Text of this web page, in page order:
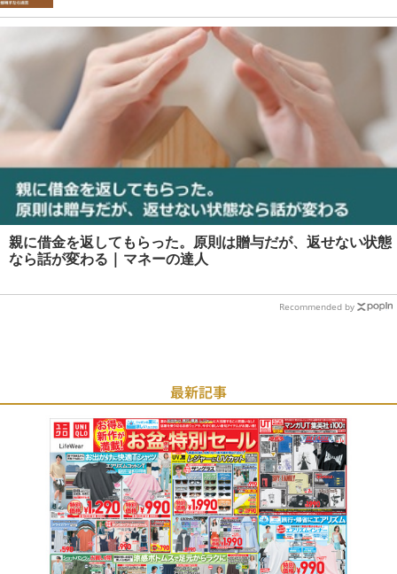
親に借金を返してもらった。原則は贈与だが、返せない状態
なら話が変わる | マネーの達人
Recommended by
最新記事